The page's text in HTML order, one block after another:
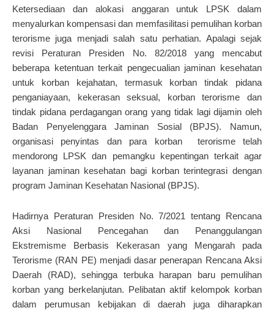
Ketersediaan dan alokasi anggaran untuk LPSK dalam
menyalurkan kompensasi dan memfasilitasi pemulihan korban
terorisme juga menjadi salah satu perhatian. Apalagi sejak
revisi Peraturan Presiden No. 82/2018 yang mencabut
beberapa ketentuan terkait pengecualian jaminan kesehatan
untuk korban kejahatan, termasuk korban tindak pidana
penganiayaan, kekerasan seksual, korban terorisme dan
tindak pidana perdagangan orang yang tidak lagi dijamin oleh
Badan Penyelenggara Jaminan Sosial (BPJS). Namun,
organisasi penyintas dan para korban terorisme telah
mendorong LPSK dan pemangku kepentingan terkait agar
layanan jaminan kesehatan bagi korban terintegrasi dengan
program Jaminan Kesehatan Nasional (BPJS).
Hadirnya Peraturan Presiden No. 7/2021 tentang Rencana
Aksi Nasional Pencegahan dan Penanggulangan
Ekstremisme Berbasis Kekerasan yang Mengarah pada
Terorisme (RAN PE) menjadi dasar penerapan Rencana Aksi
Daerah (RAD), sehingga terbuka harapan baru pemulihan
korban yang berkelanjutan. Pelibatan aktif kelompok korban
dalam perumusan kebijakan di daerah juga diharapkan